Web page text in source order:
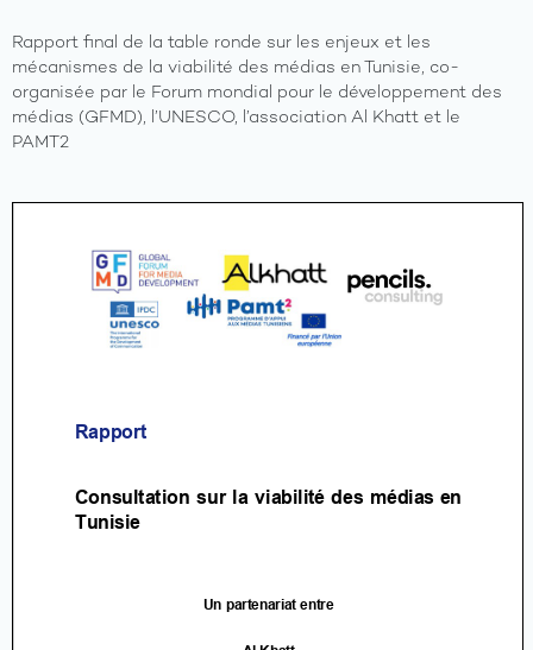
Rapport final de la table ronde sur les enjeux et les
mécanismes de la viabilité des médias en Tunisie, co-
organisée par le Forum mondial pour le développement des
médias (GFMD), l’UNESCO, l’association Al Khatt et le
PAMT2